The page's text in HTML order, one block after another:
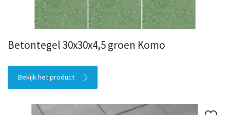
Betontegel 30x30x4,5 groen Komo
Bekijk het product